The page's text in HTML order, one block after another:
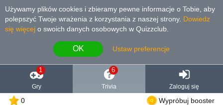
Używamy plików cookies i zbieramy pewne informacje o Tobie, aby
polepszyć Twoje wrażenia z korzystania z naszej strony. Dowiedz
się więcej o swoich danych osobowych w Quizzclub.
OK Ustaw preferencje
1
Gry
6
Trivia Zaloguj się
0 Wypróbuj booster